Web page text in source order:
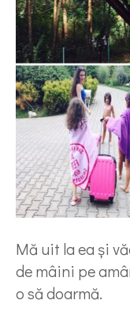
Mă uit la ea și
de mâini pe
o să doarmă.